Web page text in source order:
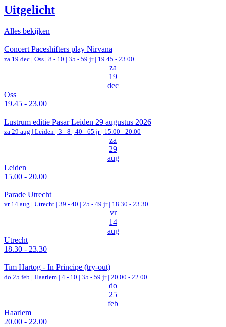
Uitgelicht
Alles bekijken
Concert Paceshifters play Nirvana
za 19 dec | Oss | 8 - 10 | 35 - 59 jr | 19.45 - 23.00
za
19
dec
Oss
19.45 - 23.00
Lustrum editie Pasar Leiden 29 augustus 2026
za 29 aug | Leiden | 3 - 8 | 40 - 65 jr | 15.00 - 20.00
za
29
aug
Leiden
15.00 - 20.00
Parade Utrecht
vr 14 aug | Utrecht | 39 - 40 | 25 - 49 jr | 18.30 - 23.30
vr
14
aug
Utrecht
18.30 - 23.30
Tim Hartog - In Principe (try-out)
do 25 feb | Haarlem | 4 - 10 | 35 - 59 jr | 20.00 - 22.00
do
25
feb
Haarlem
20.00 - 22.00